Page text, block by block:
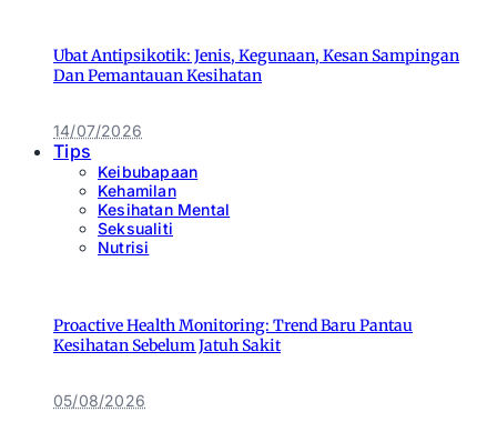
Ubat Antipsikotik: Jenis, Kegunaan, Kesan Sampingan
Dan Pemantauan Kesihatan
14/07/2026
Tips
Keibubapaan
Kehamilan
Kesihatan Mental
Seksualiti
Nutrisi
Proactive Health Monitoring: Trend Baru Pantau
Kesihatan Sebelum Jatuh Sakit
05/08/2026